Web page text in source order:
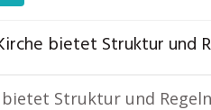
bietet Struktur und
bietet Struktur und